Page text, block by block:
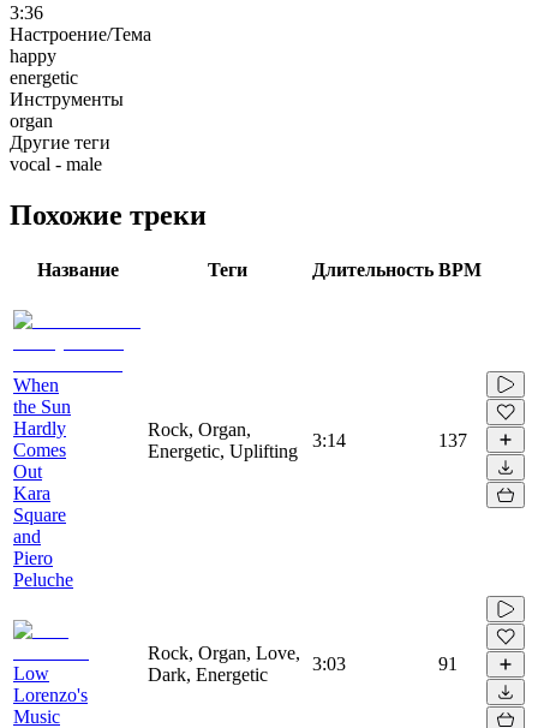
3:36
Настроение/Тема
happy
energetic
Инструменты
organ
Другие теги
vocal - male
Похожие треки
Название Теги Длительность BPM
When
the Sun
Hardly
Comes
Out
Kara
Square
and
Piero
Peluche
Rock, Organ,
Energetic, Uplifting
3:14 137
Low
Lorenzo's
Music
Rock, Organ, Love,
Dark, Energetic
3:03 91